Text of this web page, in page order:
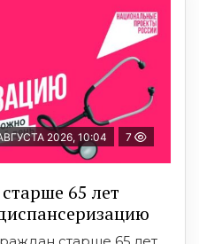
2026, 10:04 7
65 лет